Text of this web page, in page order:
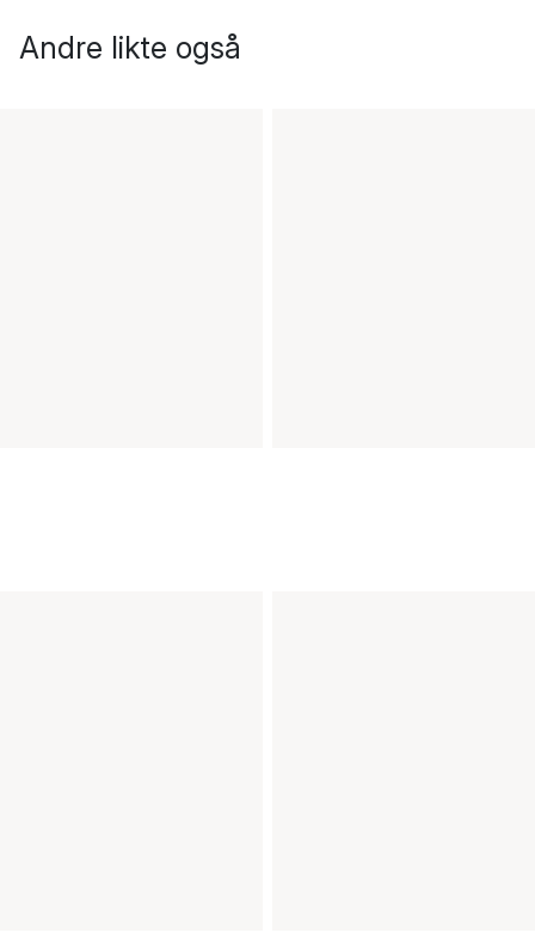
Andre likte også